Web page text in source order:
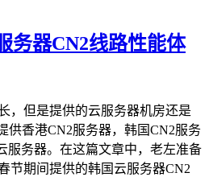
务器CN2线路性能体
，但是提供的云服务器机房还是
供香港CN2服务器，韩国CN2服务
服务器。在这篇文章中，老左准备
节期间提供的韩国云服务器CN2